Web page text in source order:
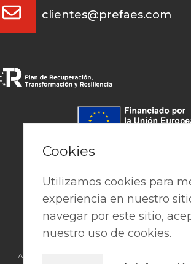
clientes@prefaes.com
Aviso Legal
Cookies
Utilizamos cookies para
experiencia en nuestro
navegar por este sitio,
nuestro uso de cookies.